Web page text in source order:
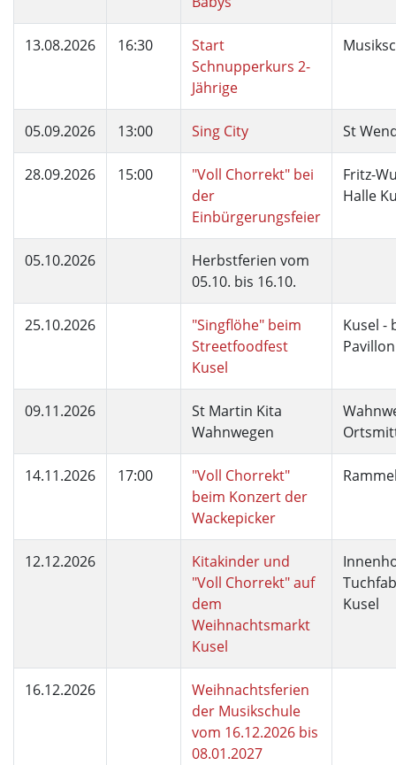
13.08.2026 16:30
Start
Schnupperkurs 2-
Jährige
05.09.2026 13:00 Sing City St
28.09.2026 15:00
"Voll Chorrekt" bei
der
Einbürgerungsfeier
Fritz-
Halle
05.10.2026
Herbstferien vom
05.10. bis 16.10.
25.10.2026
"Singflöhe" beim
Streetfoodfest
Kusel
Kusel -
Pavillon
09.11.2026
St Martin Kita
Wahnwegen
14.11.2026 17:00
"Voll Chorrekt"
beim Konzert der
Wackepicker
12.12.2026
Kitakinder und
"Voll Chorrekt" auf
dem
Weihnachtsmarkt
Kusel
Kusel
16.12.2026
Weihnachtsferien
der Musikschule
vom 16.12.2026 bis
08.01.2027